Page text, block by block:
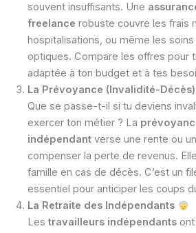
souvent insuffisants. Une
freelance robuste couvre les frais
hospitalisations, ou même les
optiques. Compare les offres pour
adaptée à ton budget et à tes
La Prévoyance (Invalidité-Décès)
Que se passe-t-il si tu deviens
exercer ton métier ? La
indépendant verse une rente ou
compenser la perte de revenus.
famille en cas de décès. C’est un
essentiel pour anticiper les coups
La Retraite des Indépendants
Les travailleurs indépendants